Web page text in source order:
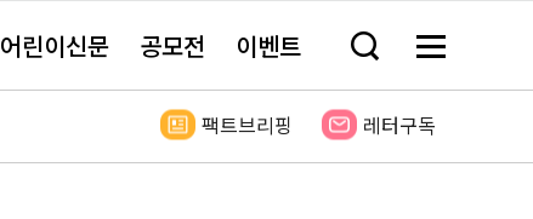
어린이신문 공모전 이벤트 검
창
기
메
전
보
팩트브리핑 레터구독